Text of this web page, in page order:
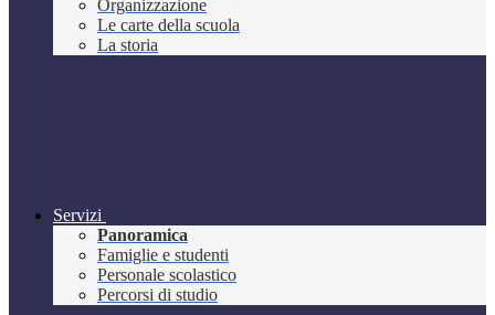
Organizzazione
Le carte della scuola
La storia
Servizi
Panoramica
Famiglie e studenti
Personale scolastico
Percorsi di studio